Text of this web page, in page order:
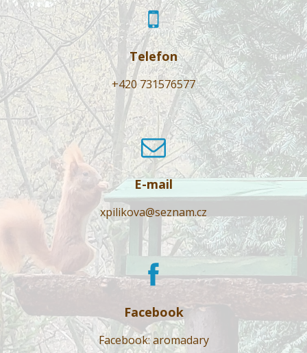
Telefon
+420 731576577
E-mail
xpilikova@seznam.cz
Facebook
Facebook: aromadary